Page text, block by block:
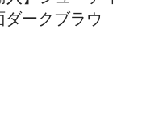
ークブラウ